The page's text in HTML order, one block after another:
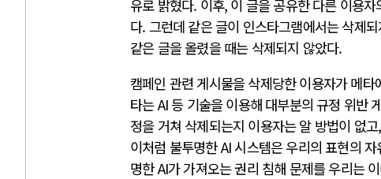
유로 밝혔다. 이후, 이 글을 공유한 다른 이용
다. 그런데 같은 글이 인스타그램에서는 삭제
같은 글을 올렸을 때는 삭제되지 않았다.
캠페인 관련 게시물을 삭제당한 이용자가 메
타는 AI 등 기술을 이용해 대부분의 규정 위반
정을 거쳐 삭제되는지 이용자는 알 방법이 없
이처럼 불투명한 AI 시스템은 우리의 표현의
명한 AI가 가져오는 권리 침해 문제를 우리는